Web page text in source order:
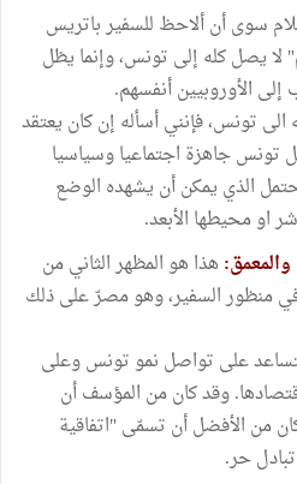
سوى أن ألاحظ للسفير باتريس
لا يصل كله إلى تونس، وإنما يظل
الأوروبيين أنفسهم.
تونس، فإنني أسأله إن كان يعتقد
تونس جاهزة اجتماعيا وسياسيا
الذي يمكن أن يشهده الوضع
او محيطها الأبعد.
هذا هو المظهر الثاني من
منظور السفير، وهو مصرّ على ذلك
ستساعد على تواصل نمو تونس وعلى
وقد كان من المؤسف أن
من الأفضل أن تسمّى "اتفاقية
حر.